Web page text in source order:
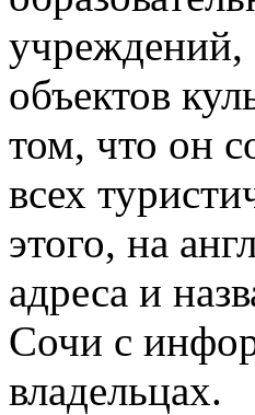
учреждений,
объектов
том, что он
всех
этого, на
адреса и
Сочи с
владельцах.